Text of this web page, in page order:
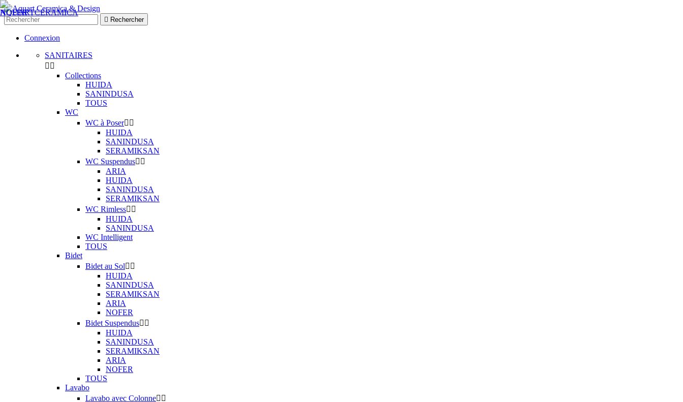
 Rechercher
Connexion
SANITAIRES
 
Collections
HUIDA
SANINDUSA
TOUS
WC
WC à Poser 
HUIDA
SANINDUSA
SERAMIKSAN
WC Suspendus 
ARIA
HUIDA
SANINDUSA
SERAMIKSAN
WC Rimless 
HUIDA
SANINDUSA
WC Intelligent
TOUS
Bidet
Bidet au Sol 
HUIDA
SANINDUSA
SERAMIKSAN
ARIA
NOFER
Bidet Suspendus 
HUIDA
SANINDUSA
SERAMIKSAN
ARIA
NOFER
TOUS
Lavabo
Lavabo avec Colonne 